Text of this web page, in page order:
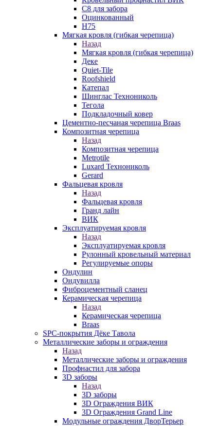
С8 для забора
Оцинкованный
Н75
Мягкая кровля (гибкая черепица)
Назад
Мягкая кровля (гибкая черепица)
Деке
Quiet-Tile
Roofshield
Катепал
Шинглас Технониколь
Тегола
Подкладочный ковер
Цементно-песчаная черепица Braas
Композитная черепица
Назад
Композитная черепица
Metrotile
Luxard Технониколь
Gerard
Фальцевая кровля
Назад
Фальцевая кровля
Гранд лайн
ВИК
Эксплуатируемая кровля
Назад
Эксплуатируемая кровля
Рулонный кровельный материал
Регулируемые опоры
Ондулин
Ондувилла
Фиброцементный сланец
Керамическая черепица
Назад
Керамическая черепица
Braas
SPC-покрытия Дёке Тавола
Металлические заборы и ограждения
Назад
Металлические заборы и ограждения
Профнастил для забора
3D заборы
Назад
3D заборы
3D Ограждения ВИК
3D Ограждения Grand Line
Модульные ограждения ДворТерьер